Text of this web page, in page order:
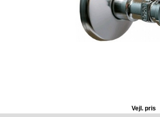
Vejl. pris